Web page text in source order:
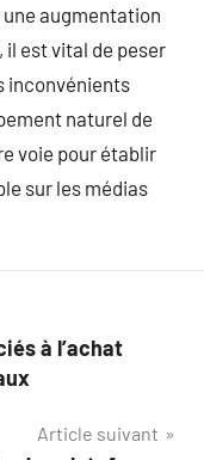
augmentation
il est vital de peser
inconvénients
naturel de
voie pour établir
sur les médias
à l’achat
Article suivant